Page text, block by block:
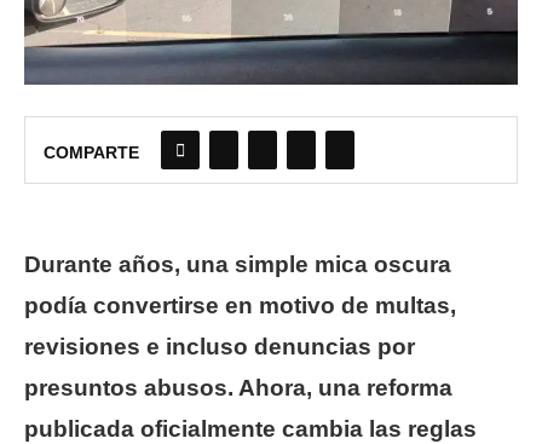
COMPARTE
Durante años, una simple mica oscura
podía convertirse en motivo de multas,
revisiones e incluso denuncias por
presuntos abusos. Ahora, una reforma
publicada oficialmente cambia las reglas